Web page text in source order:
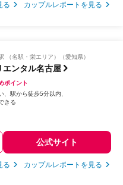
る カップルレポートを見る
（名駅・栄エリア）（愛知県）
エンタル名古屋
ポイント
駅から徒歩5分以内
きる
公式サイト
る カップルレポートを見る